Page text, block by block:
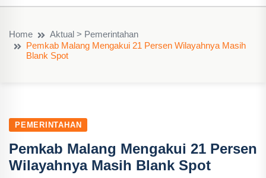
Home
Aktual > Pemerintahan
Pemkab Malang Mengakui 21 Persen Wilayahnya Masih
Blank Spot
PEMERINTAHAN
Pemkab Malang Mengakui 21 Persen
Wilayahnya Masih Blank Spot